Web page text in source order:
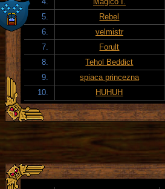
5.
Rebel
6.
velmistr
7.
Forult
8.
Tehol Beddict
9.
spiaca princezna
10.
HUHUH